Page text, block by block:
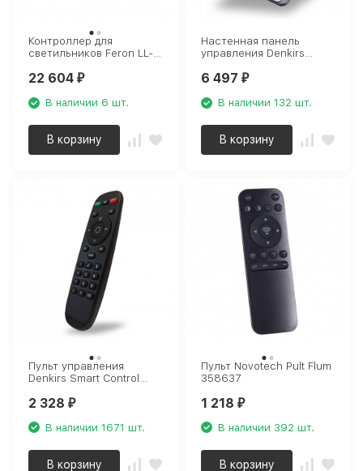
Контроллер для
светильников Feron LL-
22 604₽
В наличии 6 шт.
В корзину
Настенная панель
управления Denkirs
WH
6 497₽
В наличии 132 шт.
В корзину
Пульт управления
Denkirs Smart Control
2 328₽
В наличии 1671 шт.
В корзину
Пульт Novotech Pult Flum
358637
1 218₽
В наличии 392 шт.
В корзину